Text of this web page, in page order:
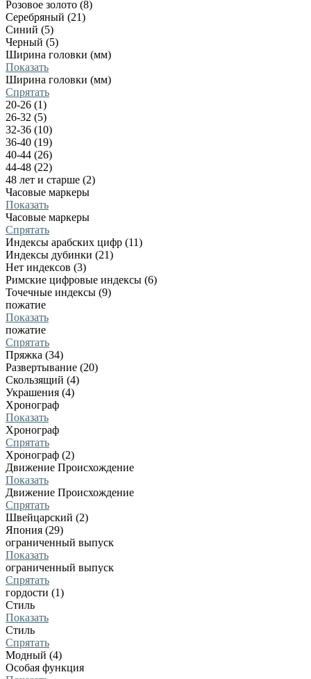
Розовое золото (8)
Серебряный (21)
Синий (5)
Черный (5)
Ширина головки (мм)
Показать
Ширина головки (мм)
Спрятать
20-26 (1)
26-32 (5)
32-36 (10)
36-40 (19)
40-44 (26)
44-48 (22)
48 лет и старше (2)
Часовые маркеры
Показать
Часовые маркеры
Спрятать
Индексы арабских цифр (11)
Индексы дубинки (21)
Нет индексов (3)
Римские цифровые индексы (6)
Точечные индексы (9)
пожатие
Показать
пожатие
Спрятать
Пряжка (34)
Развертывание (20)
Скользящий (4)
Украшения (4)
Хронограф
Показать
Хронограф
Спрятать
Хронограф (2)
Движение Происхождение
Показать
Движение Происхождение
Спрятать
Швейцарский (2)
Япония (29)
ограниченный выпуск
Показать
ограниченный выпуск
Спрятать
гордости (1)
Стиль
Показать
Стиль
Спрятать
Модный (4)
Особая функция